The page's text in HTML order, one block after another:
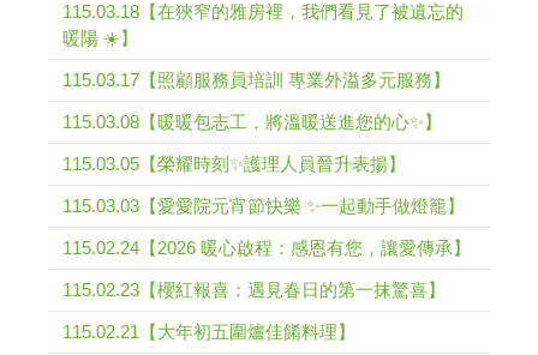
115.03.18【在狹窄的雅房裡，我們看見了被遺忘的
暖陽 ☀️】
115.03.17【照顧服務員培訓 專業外溢多元服務】
115.03.08【暖暖包志工，將溫暖送進您的心✨】
115.03.05【榮耀時刻✨護理人員晉升表揚】
115.03.03【愛愛院元宵節快樂 ✨一起動手做燈籠】
115.02.24【2026 暖心啟程：感恩有您，讓愛傳承】
115.02.23【櫻紅報喜：遇見春日的第一抹驚喜】
115.02.21【大年初五圍爐佳餚料理】